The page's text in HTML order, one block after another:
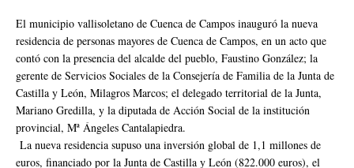
El municipio vallisoletano de Cuenca de Campos inauguró la nueva
residencia de personas mayores de Cuenca de Campos, en un acto que
contó con la presencia del alcalde del pueblo, Faustino González; la
gerente de Servicios Sociales de la Consejería de Familia de la Junta de
Castilla y León, Milagros Marcos; el delegado territorial de la Junta,
Mariano Gredilla, y la diputada de Acción Social de la institución
provincial, Mª Ángeles Cantalapiedra.
La nueva residencia supuso una inversión global de 1,1 millones de
euros, financiado por la Junta de Castilla y León (822.000 euros), el